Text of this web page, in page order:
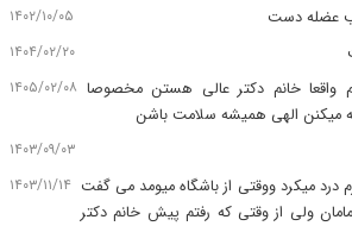
عضله دست ۱۴۰۲/۱۰/۰۵
۱۴۰۴/۰۲/۲۰
واقعا خانم دکتر عالی هستن مخصوصا
میکنن الهی همیشه سلامت باشن
۱۴۰۵/۰۲/۰۸
۱۴۰۳/۰۹/۰۳
درد میکرد ووقتی از باشگاه میومد می گفت
ولی از وقتی که رفتم پیش خانم دکتر
۱۴۰۳/۱۱/۱۴